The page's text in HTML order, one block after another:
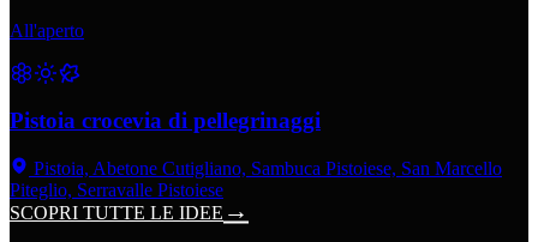
All'aperto
Pistoia crocevia di pellegrinaggi
Pistoia, Abetone Cutigliano, Sambuca Pistoiese, San Marcello
Piteglio, Serravalle Pistoiese
SCOPRI TUTTE LE IDEE